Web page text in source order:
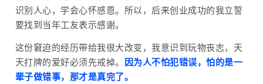
识别人心，学会心怀感恩。所以，后来创业成功的我立誓
要找到当年工友表示感谢。
这份窘迫的经历带给我很大改变，我意识到玩物丧志，天
天打牌的爱好必须先戒掉。 因为人不怕犯错误，怕的是一
辈子做错事，那才是真完了。